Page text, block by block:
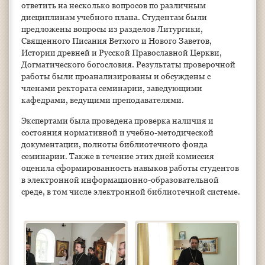
ответить на несколько вопросов по различным
дисциплинам учебного плана. Студентам были
предложены вопросы из разделов Литургики,
Священного Писания Ветхого и Нового Заветов,
Истории древней и Русской Православной Церкви,
Догматического богословия. Результаты проверочной
работы были проанализированы и обсуждены с
членами ректората семинарии, заведующими
кафедрами, ведущими преподавателями.
Экспертами была проведена проверка наличия и
состояния нормативной и учебно-методической
документации, полноты библиотечного фонда
семинарии. Также в течение этих дней комиссия
оценила сформированность навыков работы студентов
в электронной информационно-образовательной
среде, в том числе электронной библиотечной системе.